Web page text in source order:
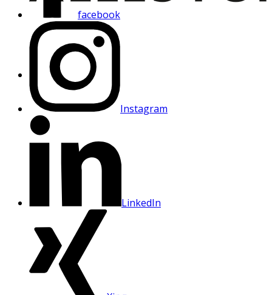
facebook
Instagram
LinkedIn